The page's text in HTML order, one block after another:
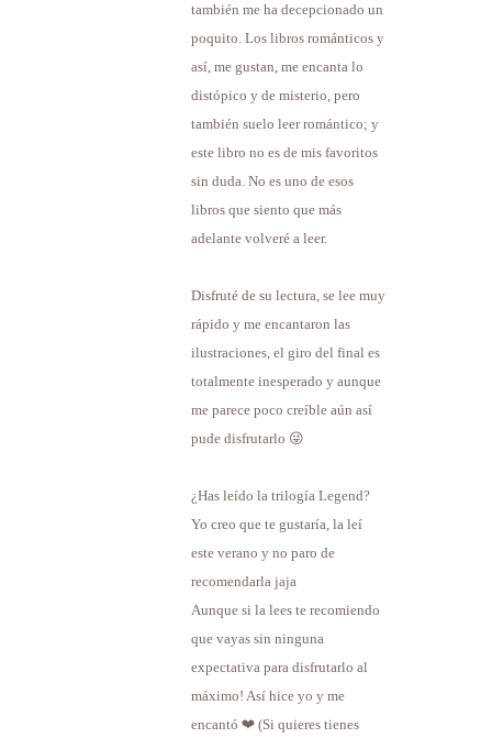
también me ha decepcionado un
poquito. Los libros románticos y
así, me gustan, me encanta lo
distópico y de misterio, pero
también suelo leer romántico; y
este libro no es de mis favoritos
sin duda. No es uno de esos
libros que siento que más
adelante volveré a leer.
Disfruté de su lectura, se lee muy
rápido y me encantaron las
ilustraciones, el giro del final es
totalmente inesperado y aunque
me parece poco creíble aún así
pude disfrutarlo 😜
¿Has leído la trilogía Legend?
Yo creo que te gustaría, la leí
este verano y no paro de
recomendarla jaja
Aunque si la lees te recomiendo
que vayas sin ninguna
expectativa para disfrutarlo al
máximo! Así hice yo y me
encantó ❤️ (Si quieres tienes